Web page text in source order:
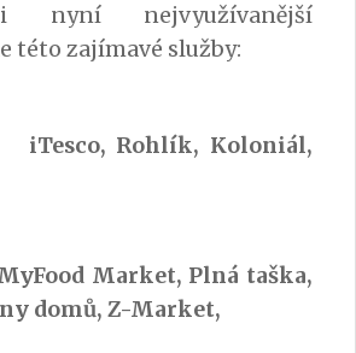
nyní nejvyužívanější
této zajímavé služby:
iTesco, Rohlík, Koloniál,
Market, Plná taška,
domů, Z-Market,